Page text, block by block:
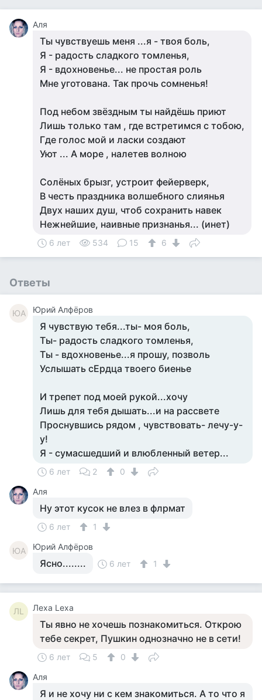
Аля
Ты чувствуешь меня ...я - твоя боль,
Я - радость сладкого томленья,
Я - вдохновенье... не простая роль
Мне уготована. Так прочь сомненья!
Под небом звёздным ты найдёшь приют
Лишь только там , где встретимся с тобою,
Где голос мой и ласки создают
Уют ... А море , налетев волною
Солёных брызг, устроит фейерверк,
В честь праздника волшебного слиянья
Двух наших душ, чтоб сохранить навек
Нежнейшие, наивные признанья... (инет)
6 лет 534 15 6
Ответы
ЮА Юрий Алфёров
Я чувствую тебя...ты- моя боль,
Ты- радость сладкого томленья,
Ты - вдохновенье...я прошу, позволь
Услышать сЕрдца твоего биенье
И трепет под моей рукой...хочу
Лишь для тебя дышать...и на рассвете
Проснувшись рядом , чувствовать- лечу-у-
у!
Я - сумасшедший и влюбленный ветер...
6 лет 2
0
Аля
Ну этот кусок не влез в флрмат
6 лет 1
ЮА Юрий Алфёров
Ясно........ 6 лет 1
ЛL Леха Lexa
Ты явно не хочешь познакомиться. Открою
тебе секрет, Пушкин однозначно не в сети!
6 лет 5
0
Аля
Я и не хочу ни с кем знакомиться. А то что я